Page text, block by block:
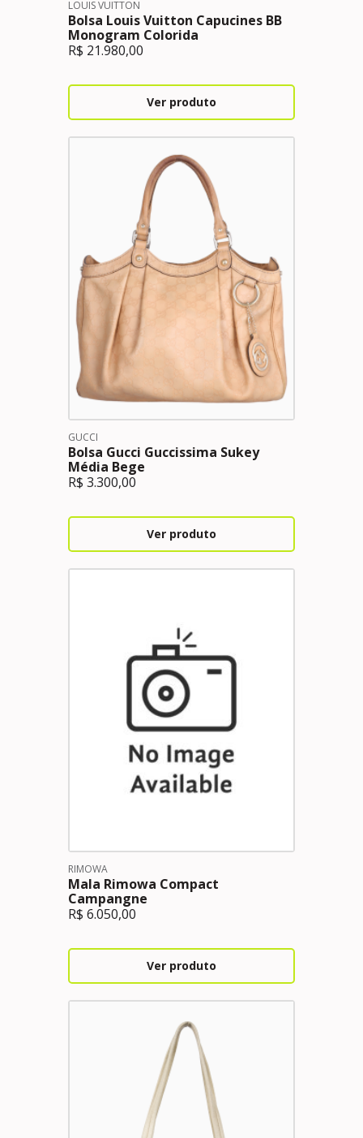
LOUIS VUITTON
Bolsa Louis Vuitton Capucines BB
Monogram Colorida
R$ 21.980,00
Ver produto
GUCCI
Bolsa Gucci Guccissima Sukey
Média Bege
R$ 3.300,00
Ver produto
RIMOWA
Mala Rimowa Compact
Campangne
R$ 6.050,00
Ver produto